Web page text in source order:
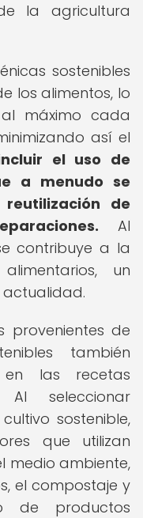
la agricultura
sostenibles
los alimentos, lo
máximo cada
así el
el uso de
a menudo se
de
Al
contribuye a la
un
provenientes de
también
las recetas
Al seleccionar
sostenible,
que utilizan
medio ambiente,
el compostaje y
de productos